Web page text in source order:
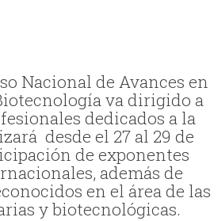
Nacional de Avances en
va dirigido a
dedicados a la
desde el 27 al 29 de
de exponentes
además de
en el área de las
y biotecnológicas.